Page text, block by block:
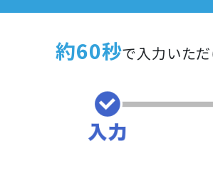
約60秒で入力いただ